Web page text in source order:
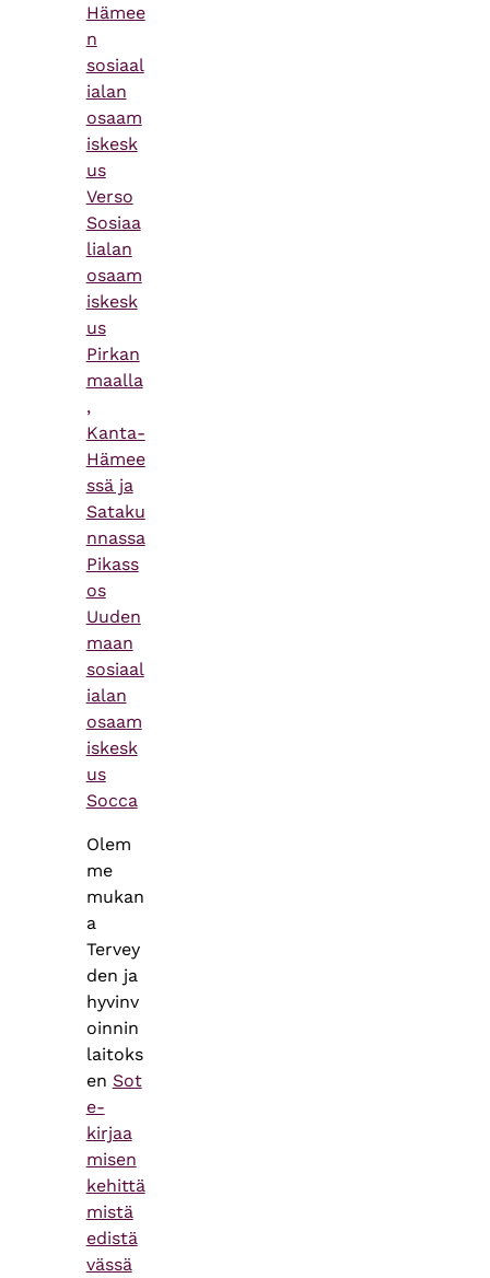
Hämee
n
sosiaal
ialan
osaam
iskesk
us
Verso
Sosiaa
lialan
osaam
iskesk
us
Pirkan
maalla
,
Kanta-
Hämee
ssä ja
Sataku
nnassa
Pikass
os
Uuden
maan
sosiaal
ialan
osaam
iskesk
us
Socca
Olem
me
mukan
a
Tervey
den ja
hyvinv
oinnin
laitoks
en Sot
e-
kirjaa
misen
kehittä
mistä
edistä
vässä